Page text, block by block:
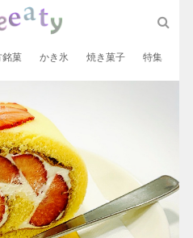
銘菓 かき氷 焼き菓子 特集